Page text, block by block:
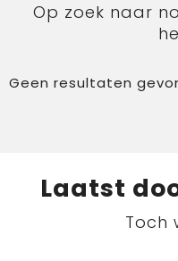
Op zoek naar
Geen resultaten
Laatst
Toch